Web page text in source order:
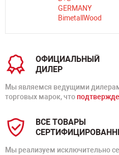
ОФИЦИАЛЬНЫЙ
ДИЛЕР
Мы являемся ведущими
торговых марок, что
ВСЕ ТОВАРЫ
Мы реализуем исключительно